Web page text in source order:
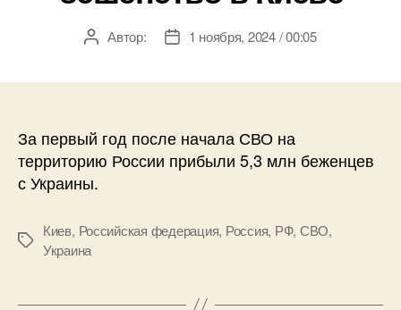
АвторАвтор:
Дата1 ноября, 2024 / 00:05
За первый год после начала СВО на
территорию России прибыли 5,3 млн беженцев
с Украины.
Метки
Киев, Российская федерация, Россия, РФ, СВО,
Украина